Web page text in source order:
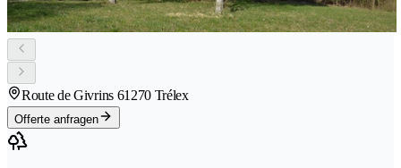
Route de Givrins 61270 Trélex
Offerte anfragen